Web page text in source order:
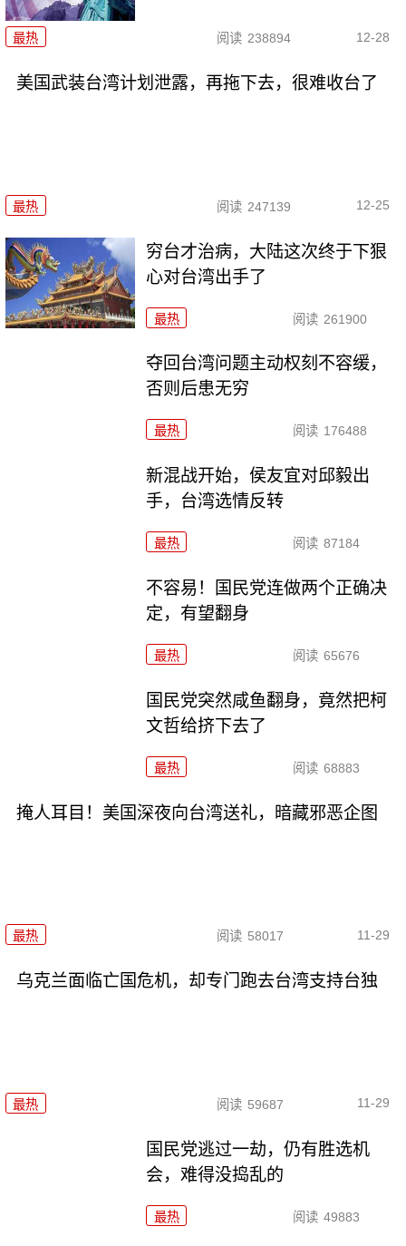
最热 阅读 238894 12-28
美国武装台湾计划泄露，再拖下去，很难收台了
最热 阅读 247139 12-25
穷台才治病，大陆这次终于下狠
心对台湾出手了
最热 阅读 261900
夺回台湾问题主动权刻不容缓，
否则后患无穷
最热 阅读 176488
新混战开始，侯友宜对邱毅出
手，台湾选情反转
最热 阅读 87184
不容易！国民党连做两个正确决
定，有望翻身
最热 阅读 65676
国民党突然咸鱼翻身，竟然把柯
文哲给挤下去了
最热 阅读 68883
掩人耳目！美国深夜向台湾送礼，暗藏邪恶企图
最热 阅读 58017 11-29
乌克兰面临亡国危机，却专门跑去台湾支持台独
最热 阅读 59687 11-29
国民党逃过一劫，仍有胜选机
会，难得没捣乱的
最热 阅读 49883